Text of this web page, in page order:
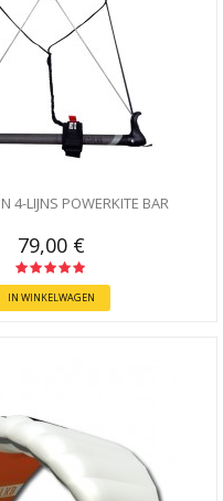
4-LIJNS POWERKITE BAR
79,00 €
IN WINKELWAGEN